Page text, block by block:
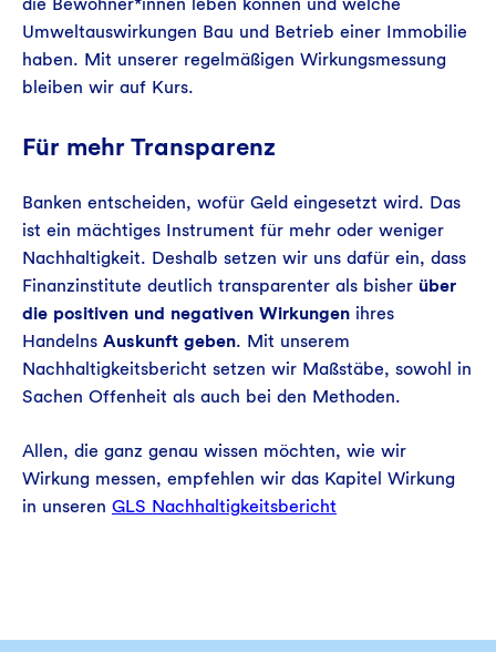
Umweltauswirkungen Bau und Betrieb einer Immobilie
haben. Mit unserer regelmäßigen Wirkungsmessung
bleiben wir auf Kurs.
Für mehr Transparenz
Banken entscheiden, wofür Geld eingesetzt wird. Das
ist ein mächtiges Instrument für mehr oder weniger
Nachhaltigkeit. Deshalb setzen wir uns dafür ein, dass
Finanzinstitute deutlich transparenter als bisher über
die positiven und negativen Wirkungen ihres
Handelns Auskunft geben. Mit unserem
Nachhaltigkeitsbericht setzen wir Maßstäbe, sowohl in
Sachen Offenheit als auch bei den Methoden.
Allen, die ganz genau wissen möchten, wie wir
Wirkung messen, empfehlen wir das Kapitel Wirkung
in unseren GLS Nachhaltigkeitsbericht